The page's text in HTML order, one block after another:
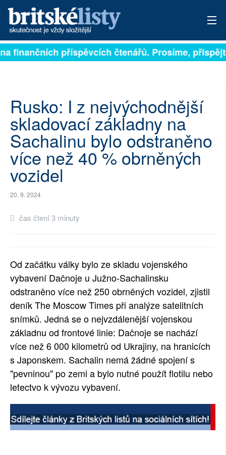
PŘIHLÁSIT
ARCHIV
ROZHOVORY
TÉMATA
NEJČTENĚJŠÍ ZA 7 DNÍ
AUTOŘI
PŘÍSPĚVKY NA PROVOZ
RUBRIKY
PLNÁ VERZE STRÁNEK
finančních příspěvcích čtenářů. Prosíme,
Rusko: I z nejvýchodnější
skladovací základny na
Sachalinu bylo odstraněno
více než 40 % obrněných
vozidel
20. 9. 2024
čas čtení 3 minuty
Od začátku války bylo ze skladu vojenského
vybavení Dačnoje u Južno-Sachalinsku
odstraněno více než 250 obrněných vozidel, zjistil
deník The Moscow Times při analýze satelitních
snímků. Jedná se o nejvzdálenější vojenskou
základnu od frontové linie: Dačnoje se nachází
více než 6 000 kilometrů od Ukrajiny, na hranicích
s Japonskem. Sachalin nemá žádné spojení s
"pevninou" po zemi a bylo nutné použít flotilu nebo
letectvo k vývozu vybavení.